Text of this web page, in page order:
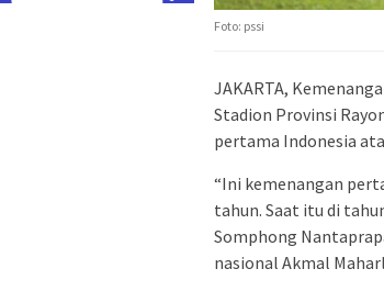
Foto: pssi
JAKARTA,
Stadion Provinsi
pertama Indonesia
“Ini kemenangan
tahun. Saat itu di
Somphong
nasional Akmal